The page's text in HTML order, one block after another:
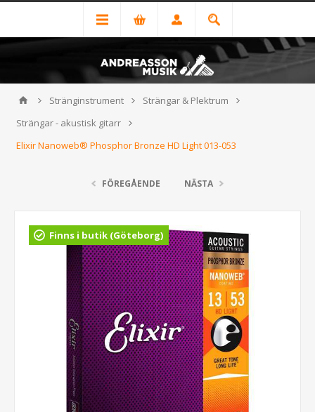
Stränginstrument
Strängar & Plektrum
Strängar - akustisk gitarr
Elixir Nanoweb® Phosphor Bronze HD Light 013-053
FÖREGÅENDE NÄSTA
Finns i butik (Göteborg)